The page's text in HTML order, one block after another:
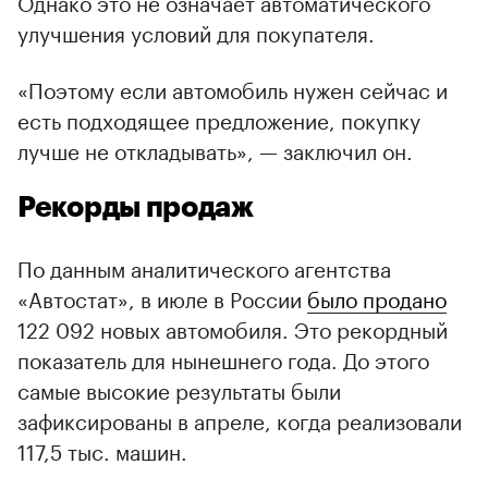
улучшения условий для покупателя.
«Поэтому если автомобиль нужен сейчас и
есть подходящее предложение, покупку
лучше не откладывать», — заключил он.
Рекорды продаж
По данным аналитического агентства
«Автостат», в июле в России было продано
122 092 новых автомобиля. Это рекордный
показатель для нынешнего года. До этого
самые высокие результаты были
зафиксированы в апреле, когда реализовали
117,5 тыс. машин.